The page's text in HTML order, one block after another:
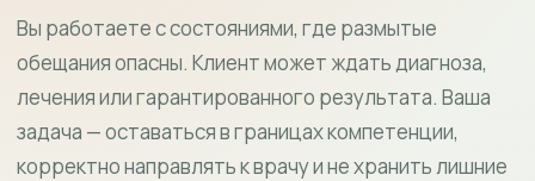
Вы работаете с состояниями, где размытые
обещания опасны. Клиент может ждать диагноза,
лечения или гарантированного результата. Ваша
задача — оставаться в границах компетенции,
корректно направлять к врачу и не хранить лишние